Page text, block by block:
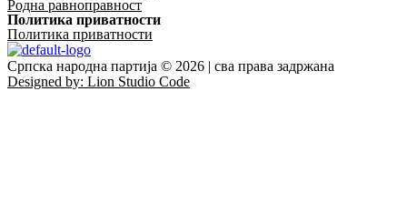
Родна равноправност
Политика приватности
Политика приватности
Српска народна партија © 2026 | сва права задржана
Designed by: Lion Studio Code